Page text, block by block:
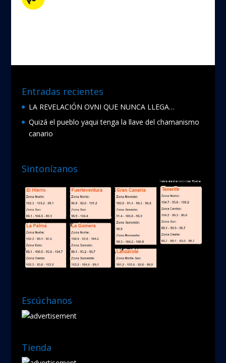
Entradas recientes
LA REVELACIÓN OVNI QUE NUNCA LLEGA…
Quizá el pueblo yaqui tenga la llave del chamanismo
canario
Sintonízanos
Escúchanos
Tienda